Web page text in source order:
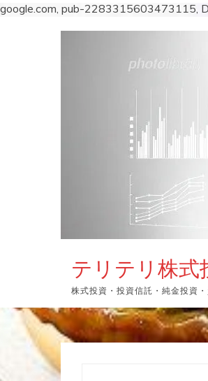
google.com, pub-2283315603473115,
テリテリ株
株式投資・投資信託・純金投資